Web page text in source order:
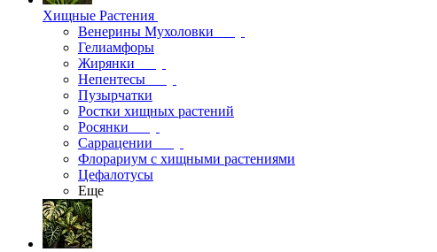
Хищные Растения
Венерины Мухоловки
Гелиамфоры
Жирянки
Непентесы
Пузырчатки
Ростки хищных растений
Росянки
Саррацении
Флорариум с хищными растениями
Цефалотусы
Еще